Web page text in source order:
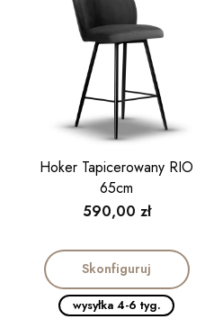
Hoker Tapicerowany RIO
65cm
Cena
590,00 zł
Skonfiguruj
wysyłka 4-6 tyg.